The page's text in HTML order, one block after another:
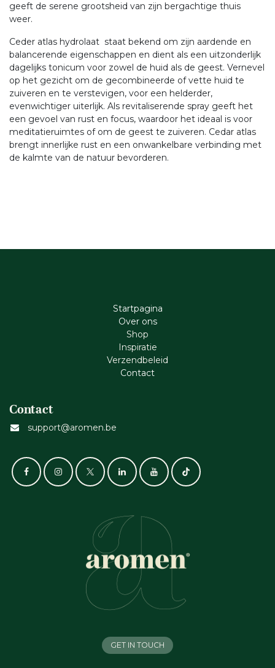
geeft de serene grootsheid van zijn bergachtige thuis
weer.
Ceder atlas hydrolaat staat bekend om zijn aardende en
balancerende eigenschappen en dient als een uitzonderlijk
dagelijks tonicum voor zowel de huid als de geest. Vernevel
op het gezicht om de gecombineerde of vette huid te
zuiveren en te verstevigen, voor een helderder,
evenwichtiger uiterlijk. Als revitaliserende spray geeft het
een gevoel van rust en focus, waardoor het ideaal is voor
meditatieruimtes of om de geest te zuiveren. Cedar atlas
brengt innerlijke rust en een onwankelbare verbinding met
de kalmte van de natuur bevorderen.
Startpagina
Ove​r​ ons
Shop
Inspiratie
Verzendbeleid
Cont​act
Contact
support@aromen.be
GET IN TOUCH